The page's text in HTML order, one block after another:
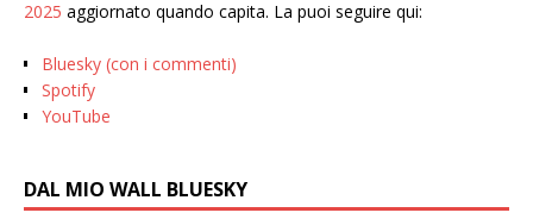
2025 aggiornato quando capita. La puoi seguire qui:
Bluesky (con i commenti)
Spotify
YouTube
DAL MIO WALL BLUESKY